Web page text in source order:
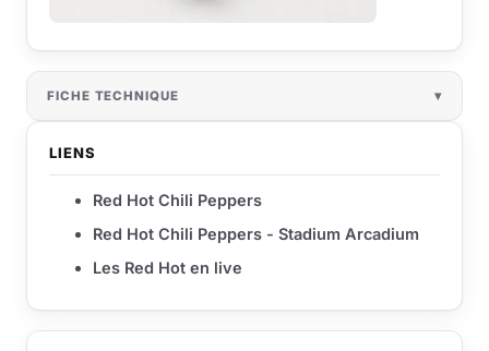
FICHE TECHNIQUE
LIENS
Red Hot Chili Peppers
Red Hot Chili Peppers - Stadium Arcadium
Les Red Hot en live